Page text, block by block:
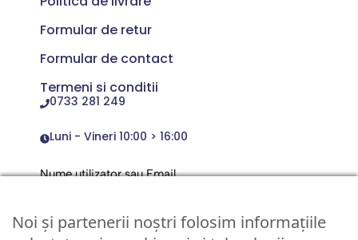
Formular de retur
Formular de contact
Termeni si conditii
0733 281 249
Luni - Vineri 10:00 > 16:00
Nume utilizator sau Email
Noi și partenerii noștri folosim informațiile